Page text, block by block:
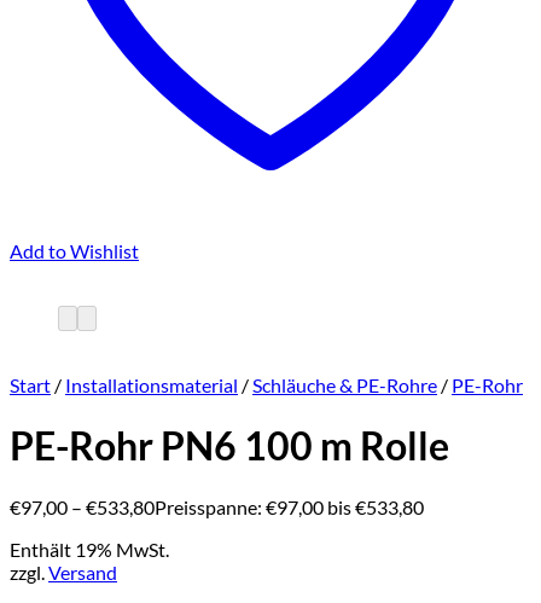
Add to Wishlist
Start / Installationsmaterial /Schläuche & PE-Rohre / PE-Rohr
PE-Rohr PN6 100 m Rolle
€97,00 – €533,80Preisspanne: €97,00 bis €533,80
Enthält 19% MwSt.
zzgl.Versand